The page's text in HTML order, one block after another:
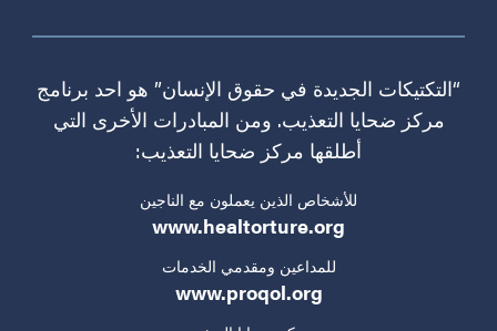
“التكتيكات الجديدة في حقوق الإنسان” هو احد برنامج
مركز ضحايا التعذيب. ومن المبادرات الأخرى التي
أطلقها مركز ضحايا التعذيب:
للأشخاص الذين يعملون مع الناجين
www.healtorture.org
للمداعين ومقدمي الخدمات
www.proqol.org